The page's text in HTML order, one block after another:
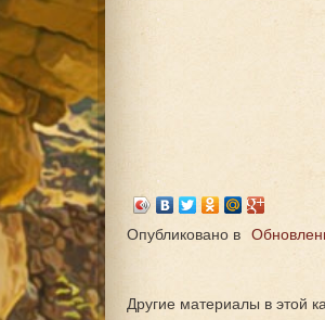
Опубликовано в
Другие материалы в этой